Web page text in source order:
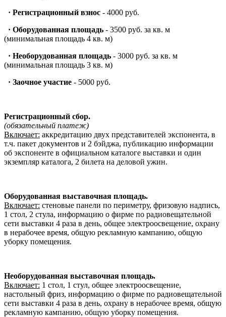
· Регистрационный взнос - 4000 руб.
· Оборудованная площадь - 3500 руб. за кв. м
(минимальная площадь 4 кв. м)
· Необорудованная площадь - 3000 руб. за кв. м
(минимальная площадь 3 кв. м)
· Заочное участие - 5000 руб.
Регистрационный сбор.
(обязательный платеж)
Включает: аккредитацию двух представителей экспонента, в
т.ч. пакет документов и 2 бэйджа, публикацию информации
об экспоненте в официальном каталоге выставки и один
экземпляр каталога, 2 билета на деловой ужин.
Оборудованная выставочная площадь.
Включает: стеновые панели по периметру, фризовую надпись,
1 стол, 2 стула, информацию о фирме по радиовещательной
сети выставки 4 раза в день, общее электроосвещение, охрану
в нерабочее время, общую рекламную кампанию, общую
уборку помещения.
Необорудованная выставочная площадь.
Включает: 1 стол, 1 стул, общее электроосвещение,
настольный фриз, информацию о фирме по радиовещательной
сети выставки 4 раза в день, охрану в нерабочее время, общую
рекламную кампанию, общую уборку помещения.